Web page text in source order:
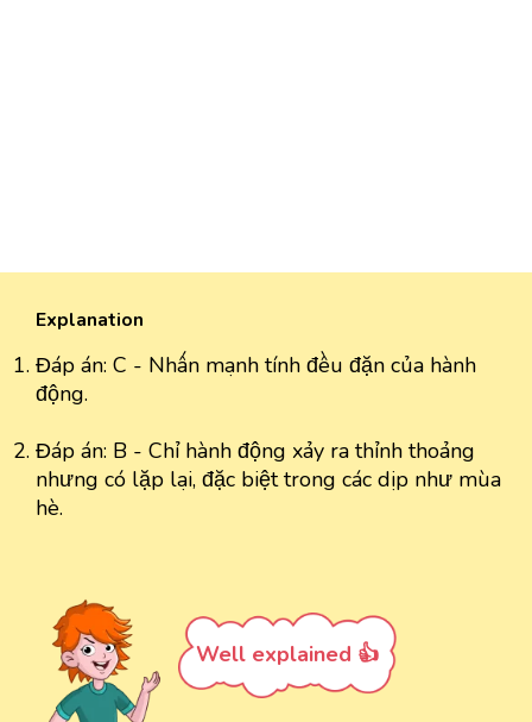
Explanation
Đáp án: C - Nhấn mạnh tính đều đặn của hành
động.
Đáp án: B - Chỉ hành động xảy ra thỉnh thoảng
nhưng có lặp lại, đặc biệt trong các dịp như mùa
hè.
Well explained 👍